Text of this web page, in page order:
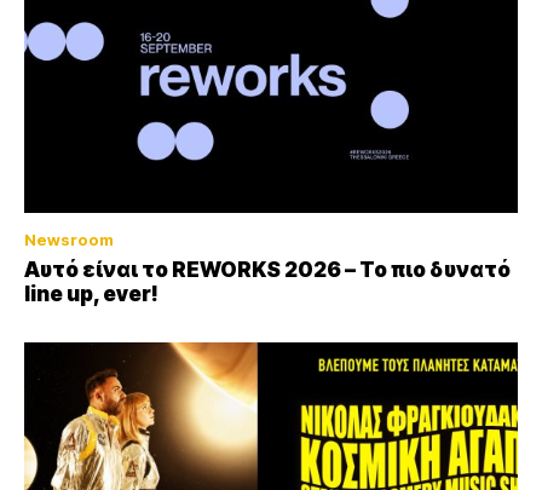
Newsroom
Αυτό είναι το REWORKS 2026 – Το πιο δυνατό
line up, ever!